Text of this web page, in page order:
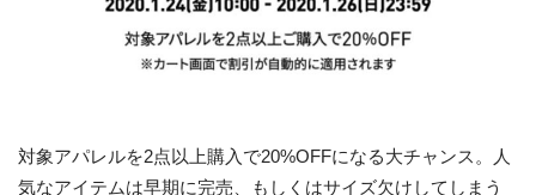
対象アパレルを2点以上購入で20%OFFになる大チャンス。人
気なアイテムは早期に完売、もしくはサイズ欠けしてしまう